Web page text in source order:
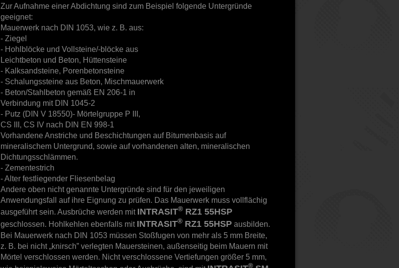
Zur Aufnahme einer Abdichtung sind zum Beispiel folgende Untergründe
geeignet:
Mauerwerk nach DIN 1053, wie z. B. aus:
- Ziegel
- Hohlblöcke und Vollsteine/-blöcke aus
Leichtbeton und Beton, Hüttensteine
- Kalksandsteine, Porenbetonsteine
- Schalungssteine aus Beton, Mischmauerwerk
- Beton/Stahlbeton gemäß EN 206-1 in
Verbindung mit DIN 1045-2
- Putz (DIN V 18550)- Mörtelgruppe P III,
CS III, CS IV nach DIN EN 998-1
Vorhandene Anstriche und Beschichtungen auf Bitumenbasis auf
mineralischem Untergrund, sowie auf vorhandenen alten, mineralischen
Dichtungsschlämmen.
- Zementestrich
- Alter festliegender Fliesenbelag
Andere oben nicht genannte Untergründe sind für den jeweiligen
Anwendungsfall auf ihre Eignung zu prüfen. Das Mauerwerk muss vollflächig
ausgeführt sein. Ausbrüche werden mit INTRASIT®RZ1 55HSP
geschlossen. Hohlkehlen ebenfalls mit INTRASIT®RZ1 55HSPausbilden.
Bei Mauerwerk nach DIN 1053 müssen Stoßfugen von mehr als 5 mm Breite,
z. B. bei nicht „knirsch” verlegten Mauersteinen, außenseitig beim Mauern mit
Mörtel verschlossen werden. Nicht verschlossene Vertiefungen größer 5 mm,
®